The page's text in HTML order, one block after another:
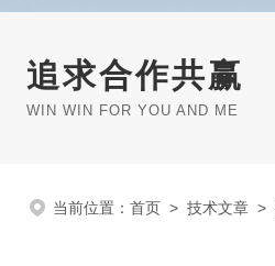
追求合作共赢
WIN WIN FOR YOU AND ME
当前位置： 首页 > 技术文章 >